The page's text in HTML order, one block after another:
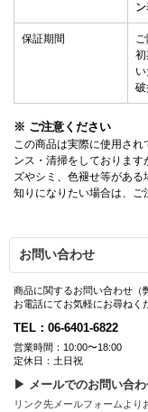
保証期間
破
※ ご注意ください
この商品は実際に使用さ
ンス・清掃をしておりま
ズやシミ、色褪せ等があ
知りになりたい場合は、ご
お問い合わせ
商品に関するお問い合わせ（
お電話にてお気軽にお尋ねく
TEL：06-6401-6822
営業時間：10:00〜18:00
定休日：土日祝
▶ メールでのお問い合
リンク先メールフォームより